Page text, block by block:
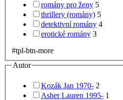
romány pro ženy 5
thrillery (romány) 5
detektivní romány 4
erotické romány 3
#tpl-btn-more
Autor
Kozák Jan 1970- 2
Asher Lauren 1995- 1